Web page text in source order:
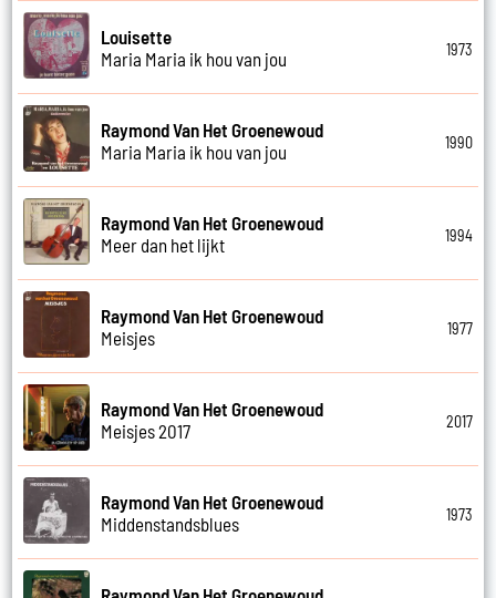
Louisette
Maria Maria ik hou van jou
1973
Raymond Van Het Groenewoud
Maria Maria ik hou van jou
1990
Raymond Van Het Groenewoud
Meer dan het lijkt
1994
Raymond Van Het Groenewoud
Meisjes
1977
Raymond Van Het Groenewoud
Meisjes 2017
2017
Raymond Van Het Groenewoud
Middenstandsblues
1973